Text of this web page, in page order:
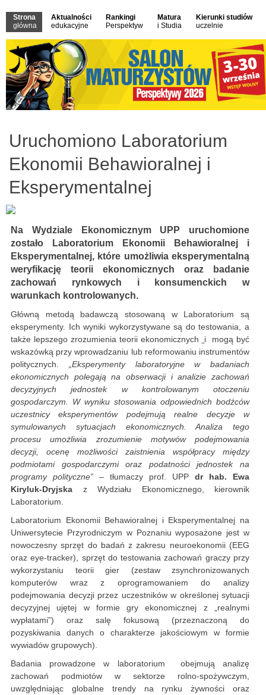
Strona
główna
Aktualności
edukacyjne
Rankingi
Perspektyw
Matura
i Studia
Kierunki studiów
uczelnie
Uruchomiono Laboratorium
Ekonomii Behawioralnej i
Eksperymentalnej
Na Wydziale Ekonomicznym UPP uruchomione
zostało Laboratorium Ekonomii Behawioralnej i
Eksperymentalnej, które umożliwia eksperymentalną
weryfikację teorii ekonomicznych oraz badanie
zachowań rynkowych i konsumenckich w
warunkach kontrolowanych.
Główną metodą badawczą stosowaną w Laboratorium są
eksperymenty. Ich wyniki wykorzystywane są do testowania, a
także lepszego zrozumienia teorii ekonomicznych
i mogą być
wskazówką przy wprowadzaniu lub reformowaniu instrumentów
politycznych. „Eksperymenty laboratoryjne w badaniach
ekonomicznych polegają na obserwacji i analizie zachowań
decyzyjnych jednostek w kontrolowanym otoczeniu
gospodarczym. W wyniku stosowania odpowiednich bodźców
uczestnicy eksperymentów podejmują realne decyzje w
symulowanych sytuacjach ekonomicznych. Analiza tego
procesu umożliwia zrozumienie motywów podejmowania
decyzji, ocenę możliwości zaistnienia współpracy między
podmiotami gospodarczymi oraz podatności jednostek na
programy polityczne” – tłumaczy prof. UPP dr hab. Ewa
Kiryluk-Dryjska z Wydziału Ekonomicznego, kierownik
Laboratorium.
Laboratorium Ekonomii Behawioralnej i Eksperymentalnej na
Uniwersytecie Przyrodniczym w Poznaniu wyposażone jest w
nowoczesny sprzęt do badań z zakresu neuroekonomii (EEG
oraz eye-tracker), sprzęt do testowania zachowań graczy przy
wykorzystaniu teorii gier (zestaw zsynchronizowanych
komputerów wraz z oprogramowaniem do analizy
podejmowania decyzji przez uczestników w określonej sytuacji
decyzyjnej ujętej w formie gry ekonomicznej z „realnymi
wypłatami”) oraz salę fokusową (przeznaczoną do
pozyskiwania danych o charakterze jakościowym w formie
wywiadów grupowych).
Badania prowadzone w laboratorium obejmują analizę
zachowań podmiotów w sektorze rolno-spożywczym,
uwzględniając globalne trendy na rynku żywności oraz